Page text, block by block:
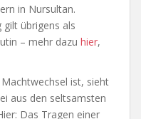
in Nursultan.
gilt übrigens als
– mehr dazu hier,
ist, sieht
aus den seltsamsten
Das Tragen einer